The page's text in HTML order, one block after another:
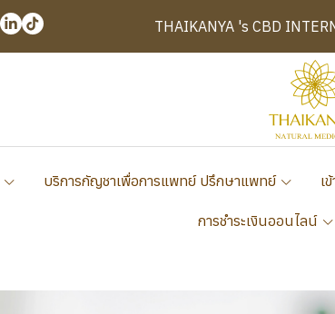
THAIKANYA 's CBD
บริการกัญชาเพื่อการแพทย์ ปรึกษาแพทย์ เ
การชำระเงินออนไลน์